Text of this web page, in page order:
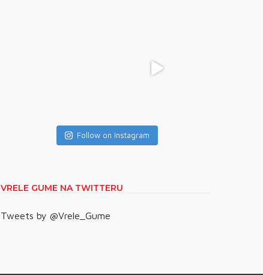
Follow on Instagram
VRELE GUME NA TWITTERU
Tweets by @Vrele_Gume